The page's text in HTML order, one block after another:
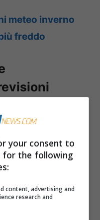
meteo inverno
freddo
e Bora
colonnina di
registrerà infatti
e che
Gli esperti
your consent to
for the following
content, advertising and
research and